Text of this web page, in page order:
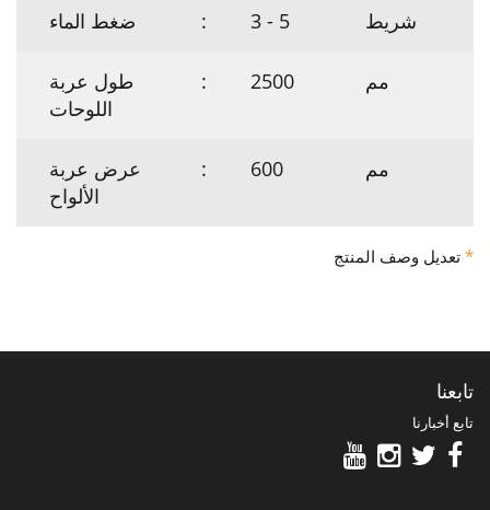
ضغط الماء : 3 - 5 شريط
طول عربة
اللوحات
: 2500 مم
عرض عربة
الألواح
: 600 مم
* تعديل وصف المنتج
تابعنا
تابع أخبارنا